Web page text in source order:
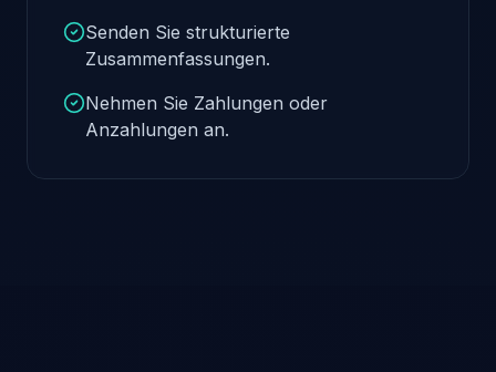
Senden Sie strukturierte
Zusammenfassungen.
Nehmen Sie Zahlungen oder
Anzahlungen an.